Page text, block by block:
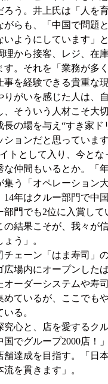
ろう。井上氏は「人を
がらも、「中国で問題
いようにしています」
理から接客、レジ、在
す。それを「業務が多
事を経験できる貴重な
りがいを感じた人は、
そういう人材こそ大
の場を与え“すき家ド
ションだと思っていま
トとして入り、今とな
な仲間もいるとか。「
集う「オペレーション
年はクルー部門で中
部門でも2位に入賞し
の結果こそが、我々が
う」。
ェーン「はま寿司」の
広場内にオープンした
ーダーシステムや寿
めているが、ここでも
る。
心と、店を愛するク
でグループ2000店！
舗達成を目指す。「日
を貫きます」。